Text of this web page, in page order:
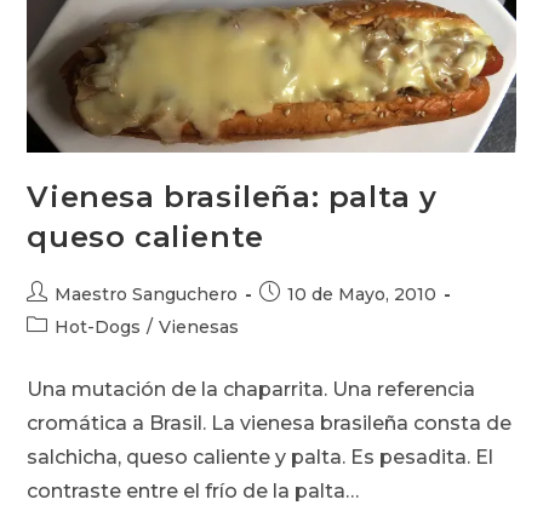
Vienesa brasileña: palta y
queso caliente
Autor
de
Maestro Sanguchero
Publicación
10 de Mayo, 2010
Categoría
entrada:
Hot-Dogs / Vienesas
Una mutación de la chaparrita. Una referencia
cromática a Brasil. La vienesa brasileña consta de
salchicha, queso caliente y palta. Es pesadita. El
contraste entre el frío de la palta…